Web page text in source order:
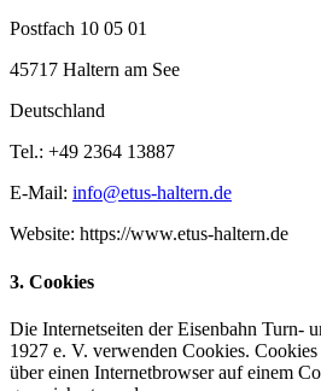
Postfach 10 05 01
45717 Haltern am See
Deutschland
Tel.: +49 2364 13887
E-Mail: info@etus-haltern.de
Website: https://www.etus-haltern.de
3. Cookies
Die Internetseiten der Eisenbahn Turn-
1927 e. V. verwenden Cookies.
über einen Internetbrowser auf einem